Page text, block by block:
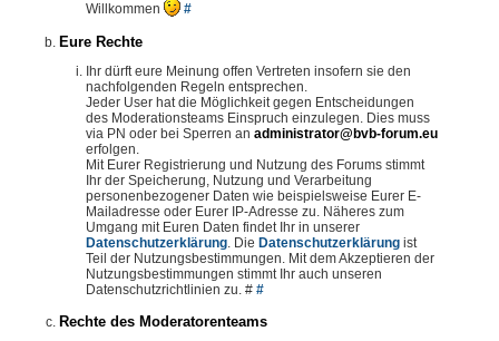
Willkommen
#
Eure Rechte
Ihr dürft eure Meinung offen Vertreten insofern sie den
nachfolgenden Regeln entsprechen.
Jeder User hat die Möglichkeit gegen Entscheidungen
des Moderationsteams Einspruch einzulegen. Dies muss
via PN oder bei Sperren an administrator@bvb-forum.eu
erfolgen.
Mit Eurer Registrierung und Nutzung des Forums stimmt
Ihr der Speicherung, Nutzung und Verarbeitung
personenbezogener Daten wie beispielsweise Eurer E-
Mailadresse oder Eurer IP-Adresse zu. Näheres zum
Umgang mit Euren Daten findet Ihr in unserer
Datenschutzerklärung . Die Datenschutzerklärung ist
Teil der Nutzungsbestimmungen. Mit dem Akzeptieren der
Nutzungsbestimmungen stimmt Ihr auch unseren
Datenschutzrichtlinien zu. # #
Rechte des Moderatorenteams